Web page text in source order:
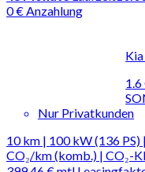
0 € Anzahlung
Nur Privatkunden
10 km | 100 kW (136
CO₂/km (komb.) | CO₂-